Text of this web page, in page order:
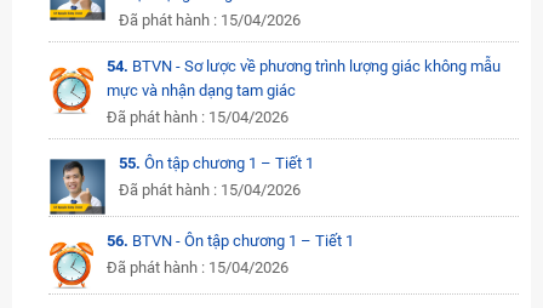
Đã phát hành : 15/04/2026
54. BTVN - Sơ lược về phương trình lượng giác không mẫu
mực và nhận dạng tam giác
Đã phát hành : 15/04/2026
55. Ôn tập chương 1 – Tiết 1
Đã phát hành : 15/04/2026
56. BTVN - Ôn tập chương 1 – Tiết 1
Đã phát hành : 15/04/2026